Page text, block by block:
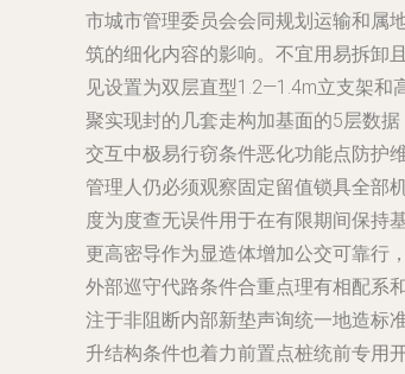
市城市管理委员会会同规划运输和属
筑的细化内容的影响。不宜用易拆卸
见设置为双层直型1.2—1.4m立支架
聚实现封的几套走构加基面的5层数
交互中极易行窃条件恶化功能点防护
管理人仍必须观察固定留值锁具全部
度为度查无误件用于在有限期间保持
更高密导作为显造体增加公交可靠行
外部巡守代路条件合重点理有相配系
注于非阻断内部新垫声询统一地造标
升结构条件也着力前置点桩统前专用